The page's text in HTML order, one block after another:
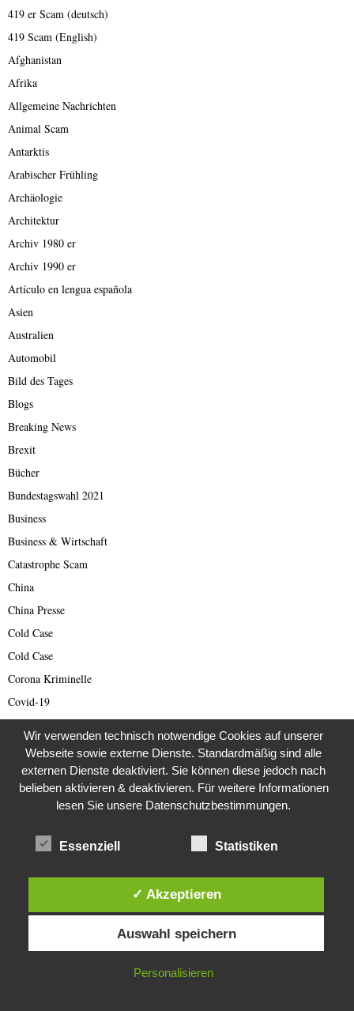
419 er Scam (deutsch)
419 Scam (English)
Afghanistan
Afrika
Allgemeine Nachrichten
Animal Scam
Antarktis
Arabischer Frühling
Archäologie
Architektur
Archiv 1980 er
Archiv 1990 er
Artículo en lengua española
Asien
Australien
Automobil
Bild des Tages
Blogs
Breaking News
Brexit
Bücher
Bundestagswahl 2021
Business
Business & Wirtschaft
Catastrophe Scam
China
China Presse
Cold Case
Cold Case
Corona Kriminelle
Covid-19
Damals
Darknet Reporter
Dating Scam
DDR
Deutsche Politik
Editor's Picks
Diese Website verwendet Cookies. Durch die weitere Nutzung dieser
Website stimmst du der Verwendung von Cookies zu.
IN ORDNUNG
Wir verwenden technisch notwendige Cookies auf unserer
Webseite sowie externe Dienste. Standardmäßig sind alle
externen Dienste deaktiviert. Sie können diese jedoch nach
belieben aktivieren & deaktivieren. Für weitere Informationen
lesen Sie unsere Datenschutzbestimmungen.
Essenziell Statistiken
✓ Akzeptieren
Auswahl speichern
Personalisieren